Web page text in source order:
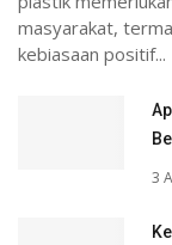
masyarakat,
kebiasaan positif...
3